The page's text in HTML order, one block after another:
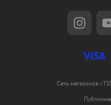
Сеть магазинов